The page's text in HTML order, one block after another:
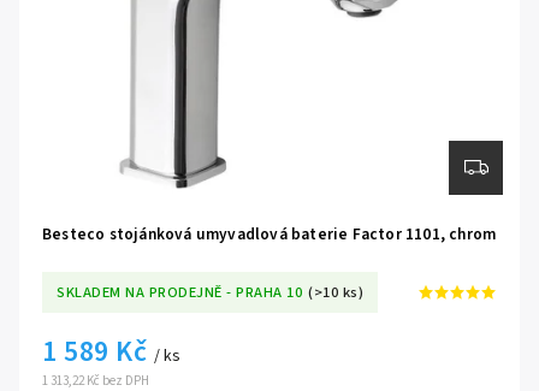
Besteco stojánková umyvadlová baterie Factor 1101, chrom
SKLADEM NA PRODEJNĚ - PRAHA 10 (>10 ks)
1 313,22 Kč bez DPH
1 589 Kč / ks